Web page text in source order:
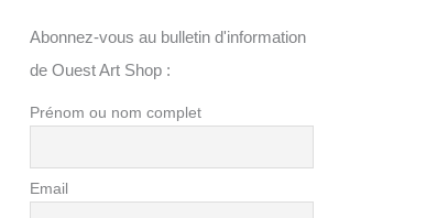
Abonnez-vous au bulletin d'information
de Ouest Art Shop :
Prénom ou nom complet
Email